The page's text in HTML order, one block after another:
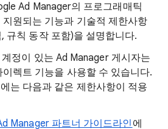
Ad Manager의 프로그래매틱
원되는 기능과 기술적 제한사항
규칙 동작 포함)을 설명합니다.
정이 있는 Ad Manager 게시자는
렉트 기능을 사용할 수 있습니다.
는 다음과 같은 제한사항이 적용
Manager 파트너 가이드라인 에